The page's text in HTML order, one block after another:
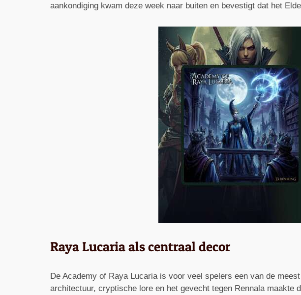
aankondiging kwam deze week naar buiten en bevestigt dat het
Raya Lucaria als centraal decor
De Academy of Raya Lucaria is voor veel spelers een van de
architectuur, cryptische lore en het gevecht tegen Rennala maakte